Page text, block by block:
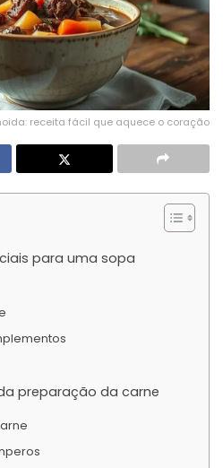
receita fácil que aquece o coração
para uma sopa
preparação da carne